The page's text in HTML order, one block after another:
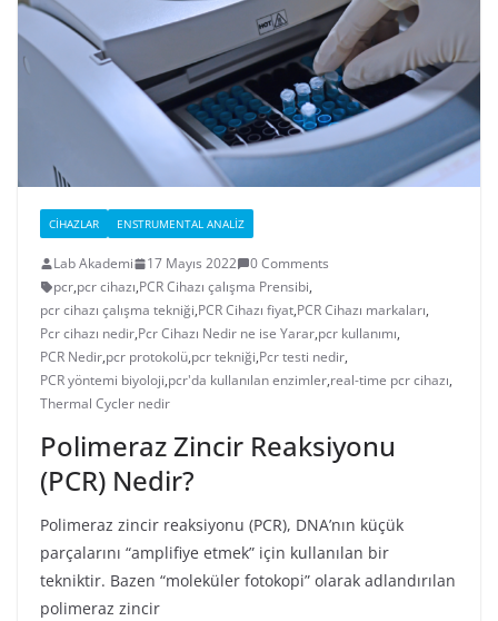
CIHAZLAR ENSTRUMENTAL ANALIZ
Lab Akademi 17 Mayıs 2022
0 Comments
pcr,pcr cihazı,PCR Cihazı çalışma Prensibi,
pcr cihazı çalışma tekniği,PCR Cihazı fiyat,PCR Cihazı markaları,
Pcr cihazı nedir,Pcr Cihazı Nedir ne ise Yarar,pcr kullanımı,
PCR Nedir,pcr protokolü,pcr tekniği,Pcr testi nedir,
PCR yöntemi biyoloji,pcr'da kullanılan enzimler,real-time pcr cihazı,
Thermal Cycler nedir
Polimeraz Zincir Reaksiyonu
(PCR) Nedir?
Polimeraz zincir reaksiyonu (PCR), DNA’nın küçük
parçalarını “amplifiye etmek” için kullanılan bir
tekniktir. Bazen “moleküler fotokopi” olarak adlandırılan
polimeraz zincir